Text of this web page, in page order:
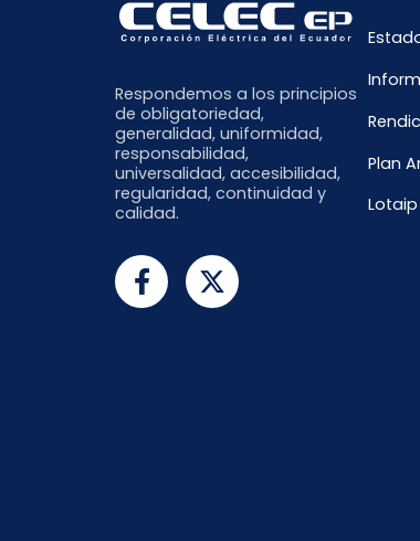
Respondemos a los principios
de obligatoriedad,
generalidad, uniformidad,
responsabilidad,
universalidad, accesibilidad,
regularidad, continuidad y
calidad.
Plan
Lotaip